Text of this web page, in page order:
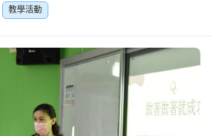
教學活動